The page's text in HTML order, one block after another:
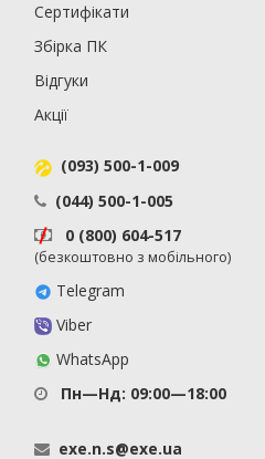
Сертифікати
Збірка ПК
Відгуки
Акції
(093) 500-1-009
(044) 500-1-005
0 (800) 604-517
(безкоштовно з мобільного)
Telegram
Viber
WhatsApp
Пн—Нд: 09:00—18:00
exe.n.s@exe.ua